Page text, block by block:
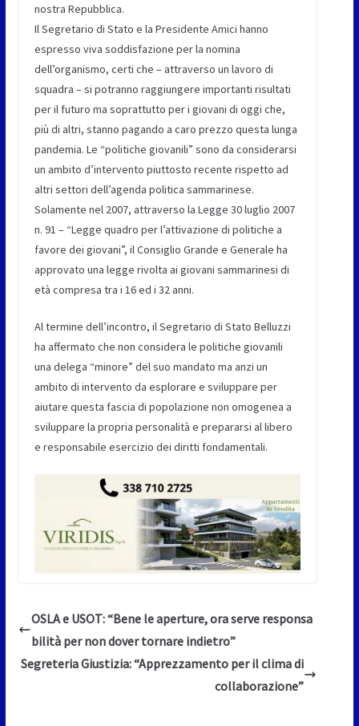
nostra Repubblica.
Il Segretario di Stato e la Presidente Amici hanno
espresso viva soddisfazione per la nomina
dell’organismo, certi che – attraverso un lavoro di
squadra – si potranno raggiungere importanti risultati
per il futuro ma soprattutto per i giovani di oggi che,
più di altri, stanno pagando a caro prezzo questa lunga
pandemia. Le “politiche giovanili” sono da considerarsi
un ambito d’intervento piuttosto recente rispetto ad
altri settori dell’agenda politica sammarinese.
Solamente nel 2007, attraverso la Legge 30 luglio 2007
n. 91 – “Legge quadro per l’attivazione di politiche a
favore dei giovani”, il Consiglio Grande e Generale ha
approvato una legge rivolta ai giovani sammarinesi di
età compresa tra i 16 ed i 32 anni.
Al termine dell’incontro, il Segretario di Stato Belluzzi
ha affermato che non considera le politiche giovanili
una delega “minore” del suo mandato ma anzi un
ambito di intervento da esplorare e sviluppare per
aiutare questa fascia di popolazione non omogenea a
sviluppare la propria personalità e prepararsi al libero
e responsabile esercizio dei diritti fondamentali.
OSLA e USOT: “Bene le aperture, ora serve responsa
bilità per non dover tornare indietro”
Segreteria Giustizia: “Apprezzamento per il clima di
collaborazione”